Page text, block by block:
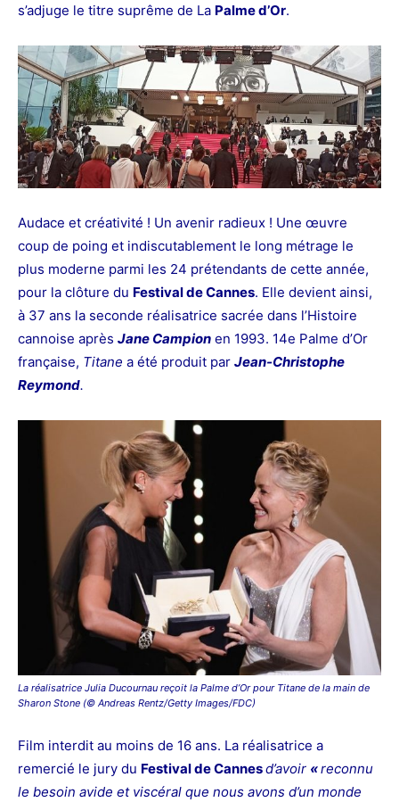
s’adjuge le titre suprême de La Palme d’Or.
Audace et créativité ! Un avenir radieux ! Une œuvre
coup de poing et indiscutablement le long métrage le
plus moderne parmi les 24 prétendants de cette année,
pour la clôture du Festival de Cannes. Elle devient ainsi,
à 37 ans la seconde réalisatrice sacrée dans l’Histoire
cannoise après Jane Campion en 1993. 14e Palme d’Or
française, Titane a été produit par Jean-Christophe
Reymond.
La réalisatrice Julia Ducournau reçoit la Palme d’Or pour Titane de la main de
Sharon Stone (© Andreas Rentz/Getty Images/FDC)
Film interdit au moins de 16 ans. La réalisatrice a
remercié le jury du Festival de Cannesd’avoir «reconnu
le besoin avide et viscéral que nous avons d’un monde